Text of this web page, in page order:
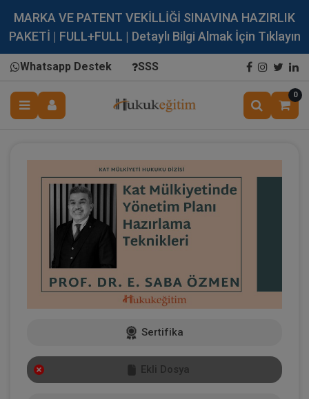
MARKA VE PATENT VEKİLLİĞİ SINAVINA HAZIRLIK
PAKETİ | FULL+FULL | Detaylı Bilgi Almak İçin Tıklayın
Whatsapp Destek SSS
0
Sertifika
Ekli Dosya